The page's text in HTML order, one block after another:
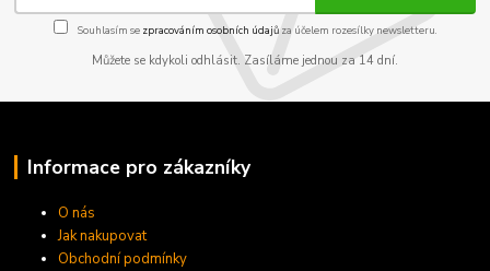
Souhlasím se zpracováním osobních údajůza účelem rozesílky newsletteru.
Můžete se kdykoli odhlásit. Zasíláme jednou za 14 dní.
Informace pro zákazníky
O nás
Jak nakupovat
Obchodní podmínky